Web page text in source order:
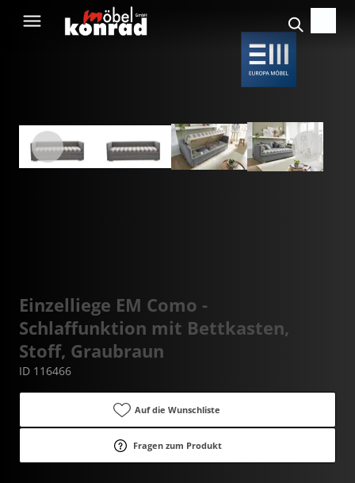
Einzelliege EM Como -
Schlaffunktion mit Bettkasten,
Stoff, Graubraun
ID 116466
Auf die Wunschliste
Fragen zum Produkt